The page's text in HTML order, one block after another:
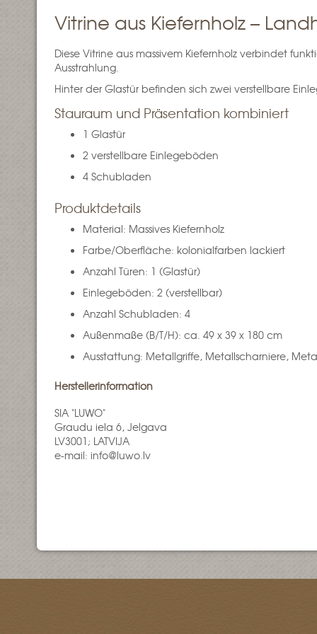
Vitrine aus Kiefernholz –
Diese Vitrine aus massivem Kiefernholz verbindet
Ausstrahlung.
Hinter der Glastür befinden sich zwei verstellbare
Stauraum und Präsentation kombiniert
1 Glastür
2 verstellbare Einlegeböden
4 Schubladen
Produktdetails
Material: Massives Kiefernholz
Farbe/Oberfläche: kolonialfarben lackiert
Anzahl Türen: 1 (Glastür)
Einlegeböden: 2 (verstellbar)
Anzahl Schubladen: 4
Außenmaße (B/T/H): ca. 49 x 39 x 180 cm
Ausstattung: Metallgriffe, Metallscharniere,
Herstellerinformation
SIA "LUWO"
Graudu iela 6, Jelgava
LV3001; LATVIJA
e-mail: info@luwo.lv